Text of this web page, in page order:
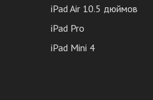
iPad Air 10.5 дюймов
iPad Pro
iPad Mini 4